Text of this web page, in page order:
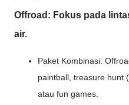
Offroad: Fokus pada
air.
Paket Kombinasi:
paintball, treasure hunt
atau fun games.